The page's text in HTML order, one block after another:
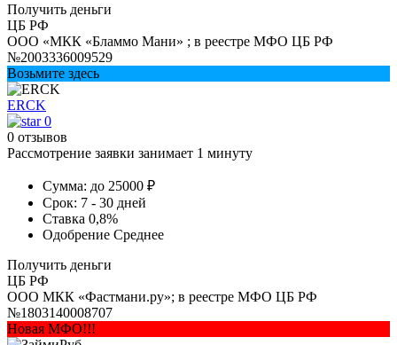
Получить деньги
ЦБ РФ
ООО «МКК «Бламмо Мани» ; в реестре МФО ЦБ РФ
№2003336009529
Возьмите здесь
ERCK
0
0 отзывов
Рассмотрение заявки занимает 1 минуту
Сумма: до 25000 ₽
Срок: 7 - 30 дней
Ставка 0,8%
Одобрение Среднее
Получить деньги
ЦБ РФ
ООО МКК «Фастмани.ру»; в реестре МФО ЦБ РФ
№1803140008707
Новая МФО!!!